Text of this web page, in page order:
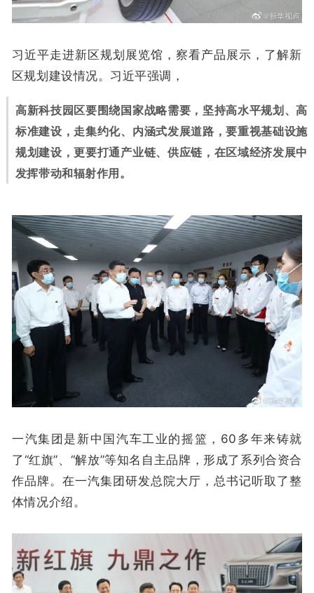
习近平走进新区规划展览馆，察看产品展示，了解新
区规划建设情况。习近平强调，
高新科技园区要围绕国家战略需要，坚持高水平规划、高
标准建设，走集约化、内涵式发展道路，要重视基础设施
规划建设，更要打通产业链、供应链，在区域经济发展中
发挥带动和辐射作用。
一汽集团是新中国汽车工业的摇篮，60多年来铸就
了“红旗”、“解放”等知名自主品牌，形成了系列合资合
作品牌。在一汽集团研发总院大厅，总书记听取了整
体情况介绍。